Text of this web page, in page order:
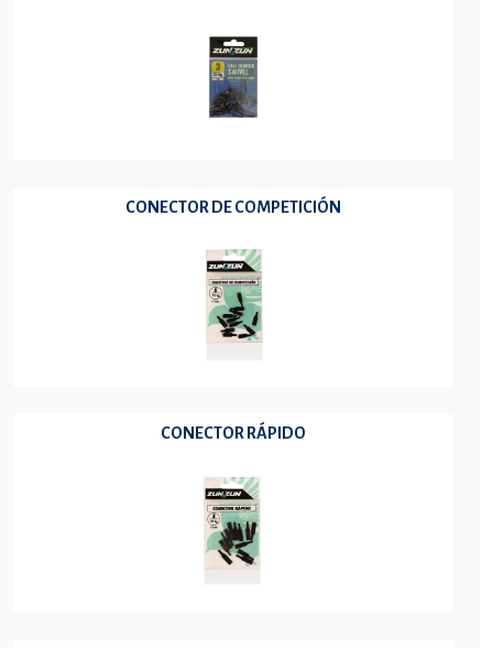
CONECTOR DE COMPETICIÓN
CONECTOR RÁPIDO